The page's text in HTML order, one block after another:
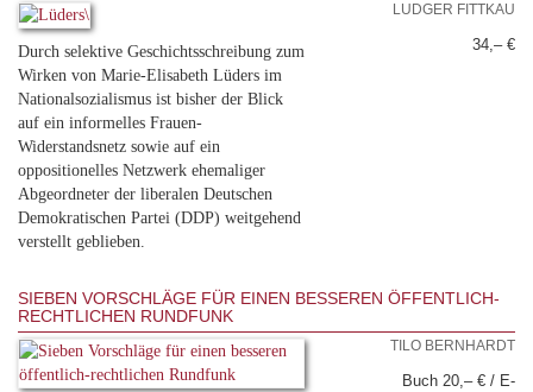
Durch selektive Geschichtsschreibung zum
Wirken von Marie-Elisabeth Lüders im
Nationalsozialismus ist bisher der Blick
auf ein informelles Frauen-
Widerstandsnetz sowie auf ein
oppositionelles Netzwerk ehemaliger
Abgeordneter der liberalen Deutschen
Demokratischen Partei (DDP) weitgehend
verstellt geblieben.
LUDGER FITTKAU
34,– €
SIEBEN VORSCHLÄGE FÜR EINEN BESSEREN ÖFFENTLICH-
RECHTLICHEN RUNDFUNK
TILO BERNHARDT
Buch 20,– € / E-